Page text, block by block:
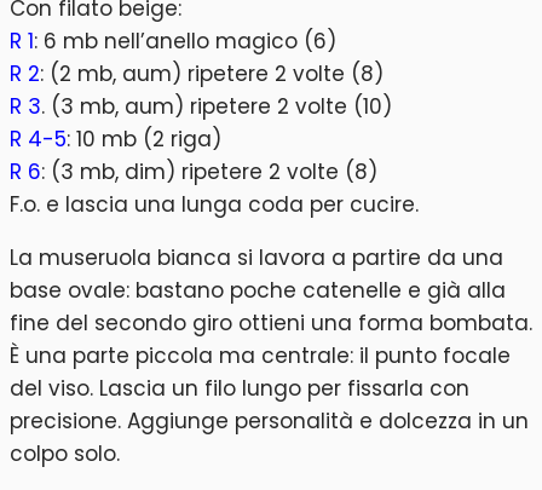
Con filato beige:
R 1: 6 mb nell’anello magico (6)
R 2: (2 mb, aum) ripetere 2 volte (8)
R 3. (3 mb, aum) ripetere 2 volte (10)
R 4-5: 10 mb (2 riga)
R 6: (3 mb, dim) ripetere 2 volte (8)
F.o. e lascia una lunga coda per cucire.
La museruola bianca si lavora a partire da una
base ovale: bastano poche catenelle e già alla
fine del secondo giro ottieni una forma bombata.
È una parte piccola ma centrale: il punto focale
del viso. Lascia un filo lungo per fissarla con
precisione. Aggiunge personalità e dolcezza in un
colpo solo.